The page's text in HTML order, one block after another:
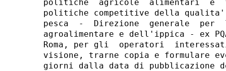
politiche  agricole  alimentari  e
politiche competitive della
pesca  -  Direzione  generale
agroalimentare e dell'ippica - ex
Roma, per gli  operatori
visione, trarne copia e formulare
giorni dalla data di pubblicazione